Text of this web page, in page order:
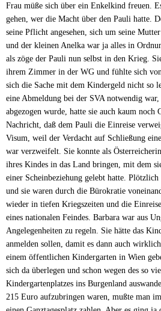
Frau müße sich über ein Enkelkind freuen.
gehen, wer die Macht über den Pauli hatte.
seine Pflicht angesehen, sich um seine
und der kleinen Anelka war ja alles in
als zöge der Pauli nun selbst in den Krieg.
ihrem Zimmer in der WG und fühlte sich
sich die Sache mit dem Kindergeld nicht so
eine Abmeldung bei der SVA notwendig
abgezogen wurde, hatte sie auch kaum noch
Nachricht, daß dem Pauli die Einreise
Visum, weil der Verdacht auf Schließung
war verzweifelt. Sie konnte als
ihres Kindes in das Land bringen, mit dem
einer Scheinbeziehung gelebt hatte.
und sie waren durch die Bürokratie
wieder in tiefen Kriegszeiten und die
eines nationalen Feindes. Barbara war aus
Angelegenheiten zu regeln. Sie hätte das
anmelden sollen, damit es dann auch
einem öffentlichen Kindergarten in Wien
sich da überlegen und schon wegen des so
Kindergartenplatzes ins Burgenland
215 Euro aufzubringen waren, mußte man